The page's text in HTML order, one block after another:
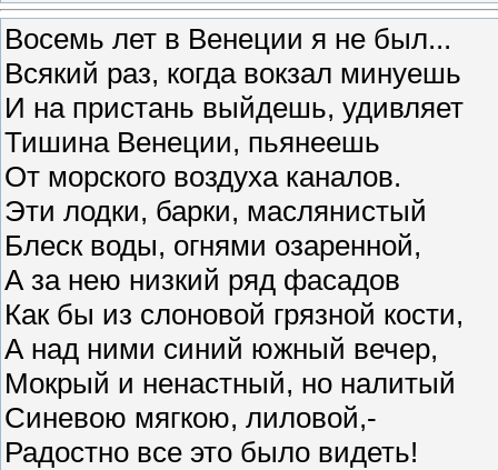
Восемь лет в Венеции я не был...
Всякий раз, когда вокзал минуешь
И на пристань выйдешь, удивляет
Тишина Венеции, пьянеешь
От морского воздуха каналов.
Эти лодки, барки, маслянистый
Блеск воды, огнями озаренной,
А за нею низкий ряд фасадов
Как бы из слоновой грязной кости,
А над ними синий южный вечер,
Мокрый и ненастный, но налитый
Синевою мягкою, лиловой,-
Радостно все это было видеть!